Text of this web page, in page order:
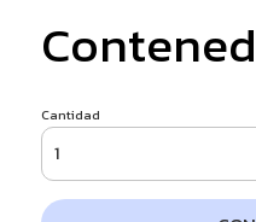
Cantidad